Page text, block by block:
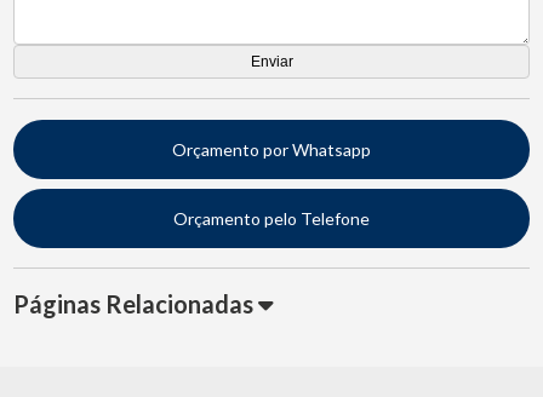
Orçamento por Whatsapp
Orçamento pelo Telefone
Páginas Relacionadas